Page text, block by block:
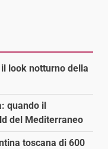
look notturno della
quando il
del Mediterraneo
toscana di 600